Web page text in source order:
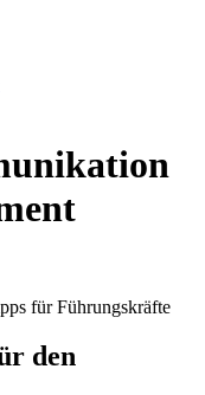
für Führungskräfte
den